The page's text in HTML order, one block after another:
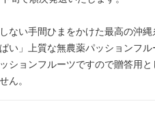
ない手間ひまをかけた最高の沖
い」上質な無農薬パッションフル
ションフルーツですので贈答用
ん。